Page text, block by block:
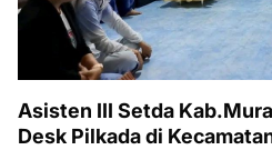
Asisten III Setda
Desk Pilkada di